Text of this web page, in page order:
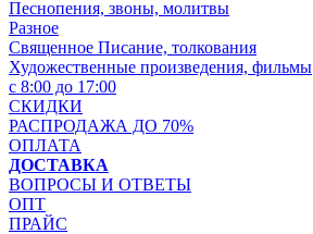
Песнопения, звоны, молитвы
Разное
Священное Писание, толкования
Художественные произведения, фильмы
с 8:00 до 17:00
СКИДКИ
РАСПРОДАЖА ДО 70%
ОПЛАТА
ДОСТАВКА
ВОПРОСЫ И ОТВЕТЫ
ОПТ
ПРАЙС